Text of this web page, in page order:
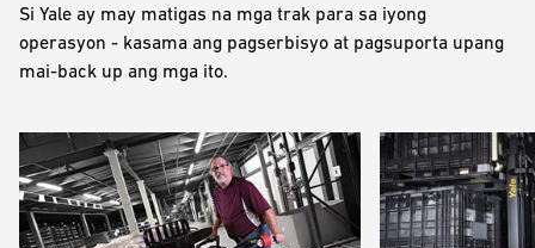
Si Yale ay may matigas na mga trak para sa iyong
operasyon - kasama ang pagserbisyo at pagsuporta upang
mai-back up ang mga ito.